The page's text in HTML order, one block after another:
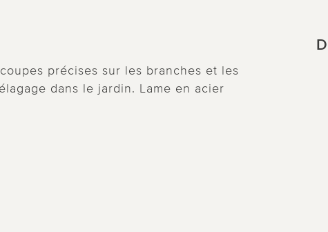
précises sur les branches et les
dans le jardin. Lame en acier